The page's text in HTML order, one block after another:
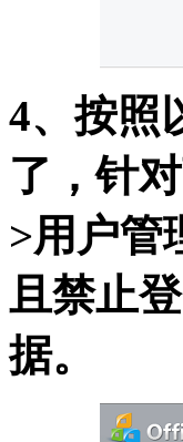
4、按照
了，针
>用户管
且禁止
据。